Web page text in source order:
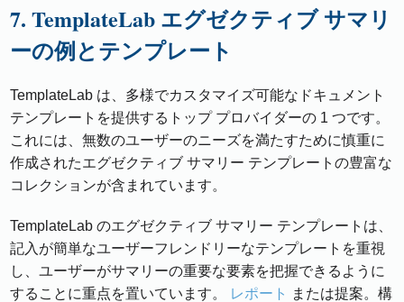
7. TemplateLab エグゼクティブ サマリ
ーの例とテンプレート
TemplateLab は、多様でカスタマイズ可能なドキュメント
テンプレートを提供するトップ プロバイダーの 1 つです。
これには、無数のユーザーのニーズを満たすために慎重に
作成されたエグゼクティブ サマリー テンプレートの豊富な
コレクションが含まれています。
TemplateLab のエグゼクティブ サマリー テンプレートは、
記入が簡単なユーザーフレンドリーなテンプレートを重視
し、ユーザーがサマリーの重要な要素を把握できるように
することに重点を置いています。
レポート
または提案。構